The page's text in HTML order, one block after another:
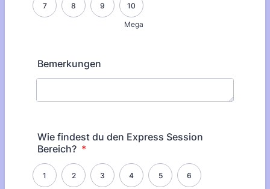
7 8 9
Mega
10
Bemerkungen
Wie findest du den Express Session
Bereich? *
1 2 3 4 5 6
1 is langweilig, 10 is Mega